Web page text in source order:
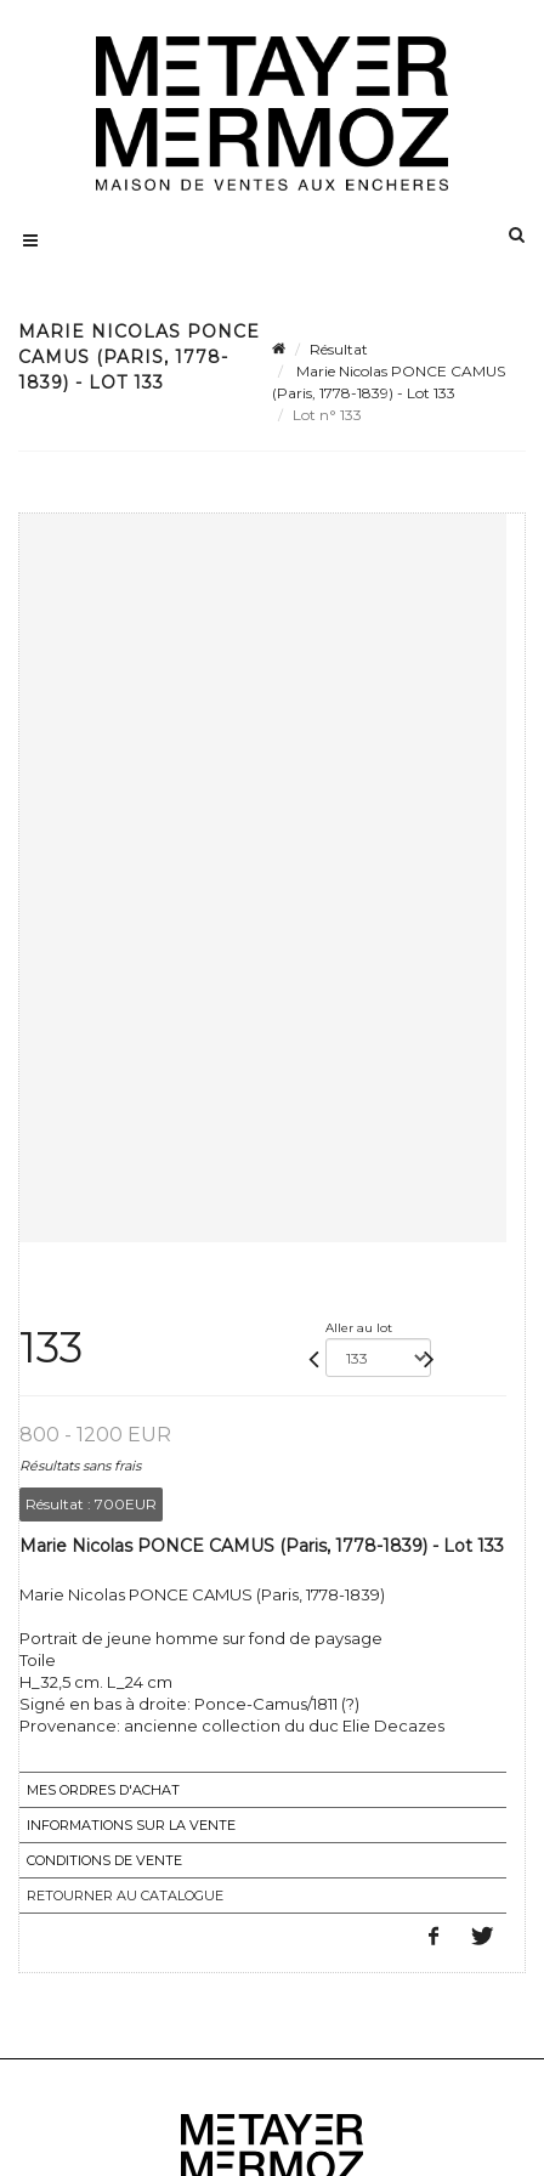
MARIE NICOLAS PONCE
CAMUS (PARIS, 1778-
1839) - LOT 133
Résultat
Marie Nicolas PONCE CAMUS
(Paris, 1778-1839) - Lot 133
Lot n° 133
133 Aller au lot
800 - 1200 EUR
Résultats sans frais
Résultat : 700EUR
Marie Nicolas PONCE CAMUS (Paris, 1778-1839) - Lot 133
Marie Nicolas PONCE CAMUS (Paris, 1778-1839)
Portrait de jeune homme sur fond de paysage
Toile
H_32,5 cm. L_24 cm
Signé en bas à droite: Ponce-Camus/1811 (?)
Provenance: ancienne collection du duc Elie Decazes
MES ORDRES D'ACHAT
INFORMATIONS SUR LA VENTE
CONDITIONS DE VENTE
RETOURNER AU CATALOGUE